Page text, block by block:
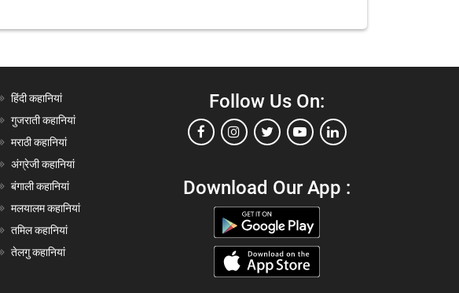
हिंदी कहानियां
गुजराती कहानियां
मराठी कहानियां
अंग्रेजी कहानियां
बंगाली कहानियां
मलयालम कहानियां
तमिल कहानियां
तेलगु कहानियां
Follow Us On:
Download Our App :